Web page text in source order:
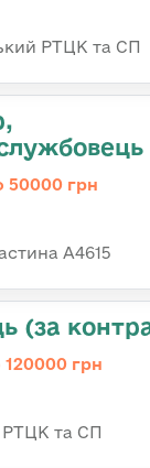
РТЦК та СП
50000 грн
А4615
(за
120000 грн
РТЦК та СП